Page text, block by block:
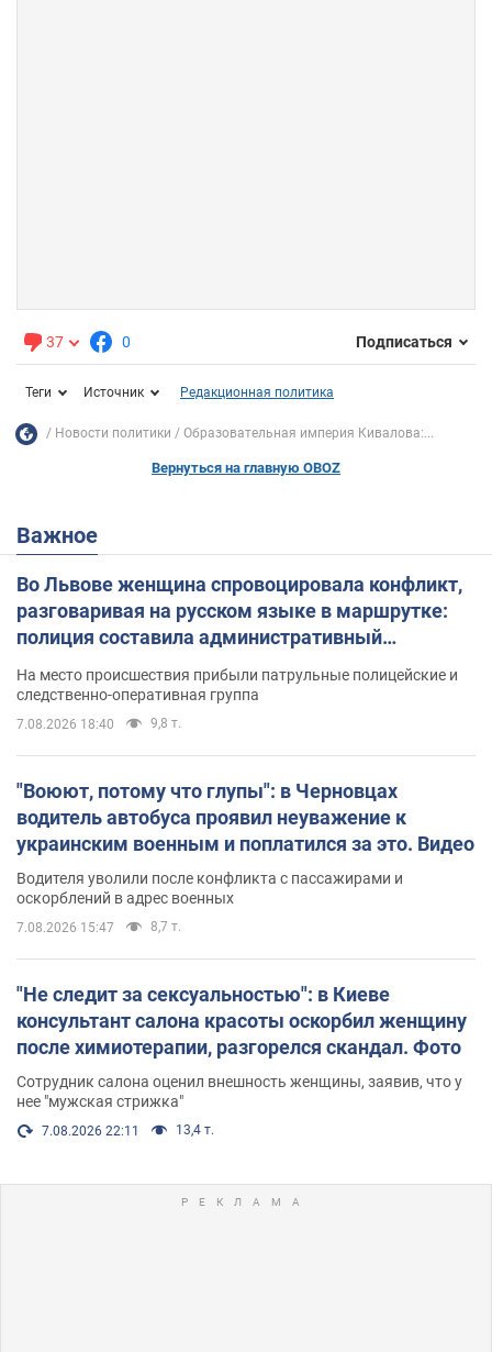
37 0 Подписаться
Теги Источник Редакционная политика
Новости политики Образовательная империя Кивалова:...
Вернуться на главную OBOZ
Важное
Во Львове женщина спровоцировала конфликт,
разговаривая на русском языке в маршрутке:
полиция составила административный
На место происшествия прибыли патрульные полицейские и
следственно-оперативная группа
7.08.2026 18:40 9,8 т.
"Воюют, потому что глупы": в Черновцах
водитель автобуса проявил неуважение к
украинским военным и поплатился за это. Видео
Водителя уволили после конфликта с пассажирами и
оскорблений в адрес военных
7.08.2026 15:47 8,7 т.
"Не следит за сексуальностью": в Киеве
консультант салона красоты оскорбил женщину
после химиотерапии, разгорелся скандал. Фото
Сотрудник салона оценил внешность женщины, заявив, что у
нее "мужская стрижка"
7.08.2026 22:11 13,4 т.